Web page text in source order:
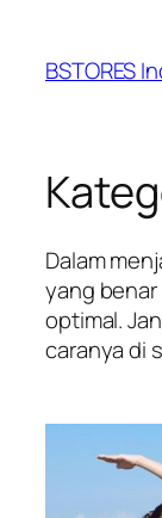
konten
BSTORES
Dalam
yang
optimal.
caranya di